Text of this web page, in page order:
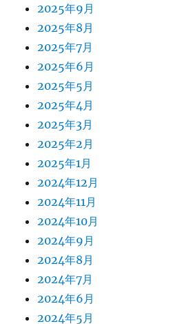
2025年9月
2025年8月
2025年7月
2025年6月
2025年5月
2025年4月
2025年3月
2025年2月
2025年1月
2024年12月
2024年11月
2024年10月
2024年9月
2024年8月
2024年7月
2024年6月
2024年5月